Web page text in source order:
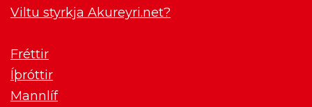
Viltu styrkja Akureyri.net?
Fréttir
Íþróttir
Mannlíf